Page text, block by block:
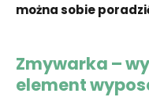
można sobie
Zmywarka –
element